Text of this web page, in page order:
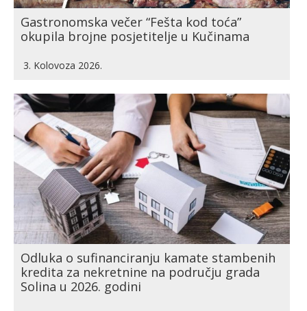
Gastronomska večer “Fešta kod toća”
okupila brojne posjetitelje u Kučinama
3. Kolovoza 2026.
Odluka o sufinanciranju kamate stambenih
kredita za nekretnine na području grada
Solina u 2026. godini